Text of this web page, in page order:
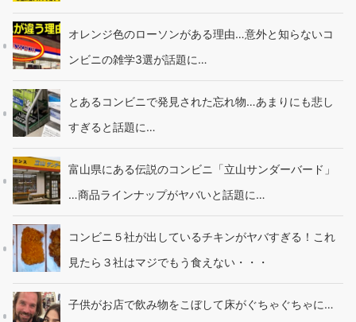
オレンジ色のローソンがある理由…意外と知らないコ
ンビニの雑学3選が話題に…
とあるコンビニで発見された忘れ物…あまりにも悲し
すぎると話題に…
富山県にある伝説のコンビニ「立山サンダーバード」
…商品ラインナップがヤバいと話題に…
コンビニ５社が出しているチキンがヤバすぎる！これ
見たら３社はマジでもう食えない・・・
子供がお店で飲み物をこぼして床がぐちゃぐちゃに…